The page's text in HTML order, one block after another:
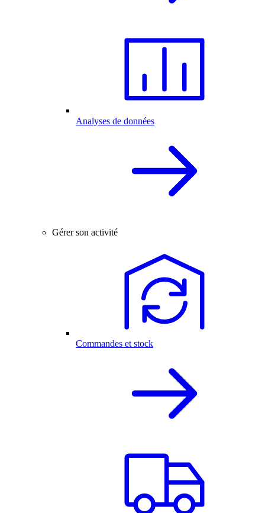
Analyses de données
Gérer son activité
Commandes et stock